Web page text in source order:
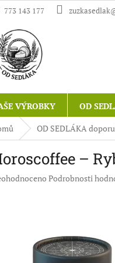
773 143 177
VÝROBKY OD
OD SEDLÁKA
–
Podrobnosti